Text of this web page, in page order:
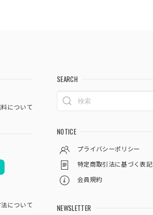
料について
について
SEARCH
NOTICE
プライバシーポリシー
特定商取引法に基づく表記
会員規約
NEWSLETTER